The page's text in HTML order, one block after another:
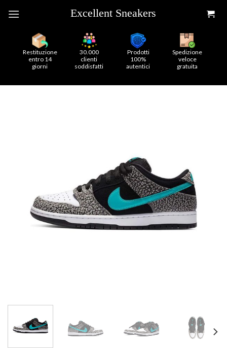
Restituzione
entro 14
giorni
30.000
clienti
soddisfatti
Prodotti
100%
autentici
Spedizione
veloce
gratuita